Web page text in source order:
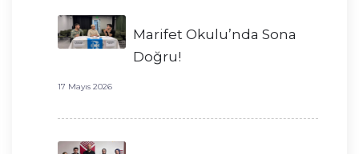
Marifet Okulu’nda Sona
Doğru!
17 Mayıs 2026